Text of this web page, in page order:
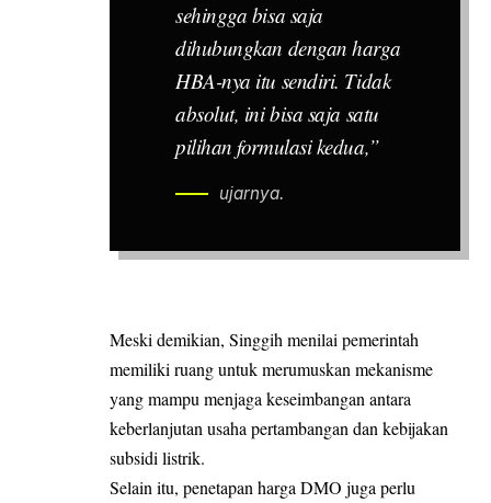
sehingga bisa saja
dihubungkan dengan harga
HBA-nya itu sendiri. Tidak
absolut, ini bisa saja satu
pilihan formulasi kedua,”
ujarnya.
Meski demikian, Singgih menilai pemerintah
memiliki ruang untuk merumuskan mekanisme
yang mampu menjaga keseimbangan antara
keberlanjutan usaha pertambangan dan kebijakan
subsidi listrik.
Selain itu, penetapan harga DMO juga perlu